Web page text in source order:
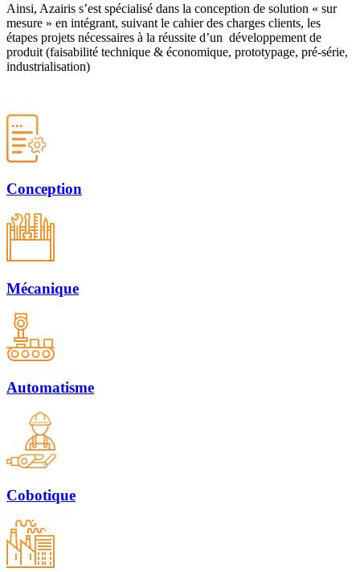
Ainsi, Azairis s’est spécialisé dans la conception de solution « sur
mesure » en intégrant, suivant le cahier des charges clients, les
étapes projets nécessaires à la réussite d’un développement de
produit (faisabilité technique & économique, prototypage, pré-série,
industrialisation)
Conception
Mécanique
Automatisme
Cobotique